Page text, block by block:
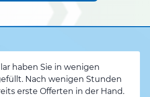
haben Sie in wenigen
Nach wenigen Stunden
erste Offerten in der Hand.